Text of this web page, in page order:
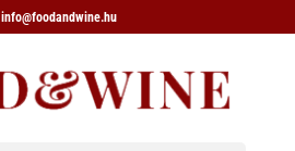
info@foodandwine.hu